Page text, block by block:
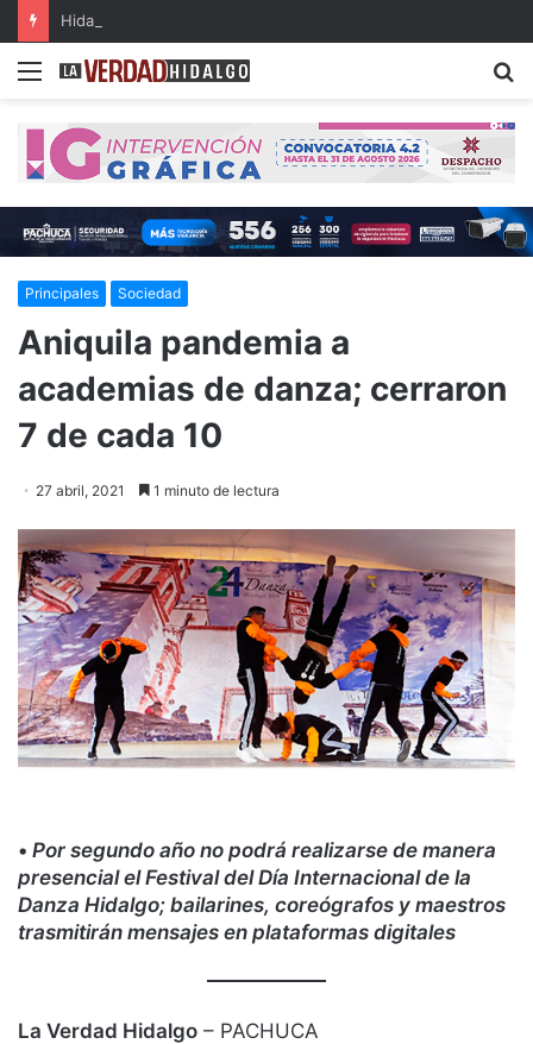
Menu
Principales Sociedad
Aniquila pandemia a
academias de danza; cerraron
7 de cada 10
27 abril, 2021 1 minuto de lectura
• Por segundo año no podrá realizarse de manera
presencial el Festival del Día Internacional de la
Danza Hidalgo; bailarines, coreógrafos y maestros
trasmitirán mensajes en plataformas digitales
La Verdad Hidalgo – PACHUCA